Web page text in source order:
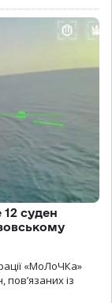
суден
«МоЛоЧКа»
із